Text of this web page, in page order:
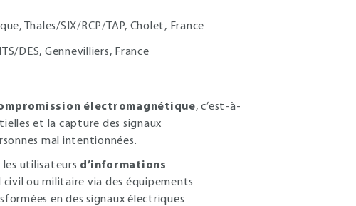
Thales/SIX/RCP/TAP, Cholet, France
DES, Gennevilliers, France
électromagnétique, c’est-à-
et la capture des signaux
mal intentionnées.
utilisateurs d’informations
ou militaire via des équipements
en des signaux électriques